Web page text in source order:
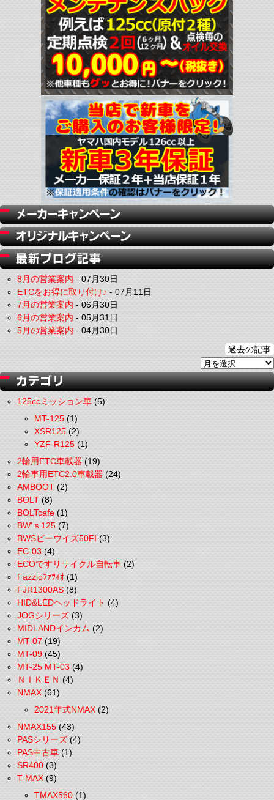
8月の営業案内-07月30日
ETCをお得に取り付け♪-07月11日
7月の営業案内-06月30日
6月の営業案内-05月31日
5月の営業案内-04月30日
過去の記事
125ccミッション車(5)
MT-125(1)
XSR125(2)
YZF-R125(1)
2輪用ETC車載器(19)
2輪車用ETC2.0車載器(24)
AMBOOT(2)
BOLT(8)
BOLTcafe(1)
BW'ｓ125(7)
BWSビーウイズ50FI(3)
EC-03(4)
ECOですリサイクル自転車(2)
Fazzioﾌｧﾂｨｵ(1)
FJR1300AS(8)
HID&LEDヘッドライト(4)
JOGシリーズ(3)
MIDLANDインカム(2)
MT-07(19)
MT-09(45)
MT-25 MT-03(4)
ＮＩＫＥＮ(4)
NMAX(61)
2021年式NMAX(2)
NMAX155(43)
PASシリーズ(4)
PAS中古車(1)
SR400(3)
T-MAX(9)
TMAX560(1)